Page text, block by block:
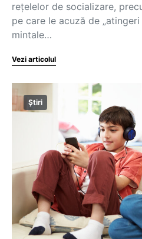
reţelelor de socializare,
pe care le acuză de
mintale…
Vezi articolul
Știri